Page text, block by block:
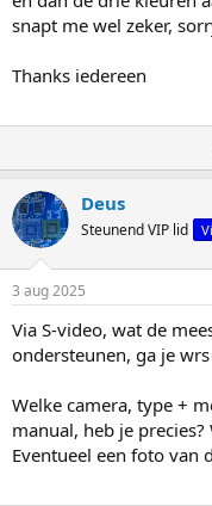
snapt me wel zeker,
Thanks iedereen
Deus
Steunend VIP lid
3 aug 2025
Via S-video, wat de
ondersteunen, ga je
Welke camera, type +
manual, heb je precies?
Eventueel een foto van